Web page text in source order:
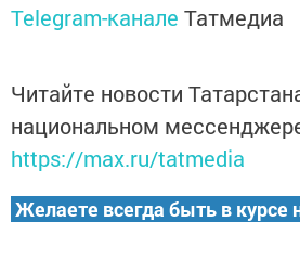
Telegram-канале Татмедиа
Читайте новости
национальном
https://max.ru/tatmedia
Желаете всегда быть в курсе